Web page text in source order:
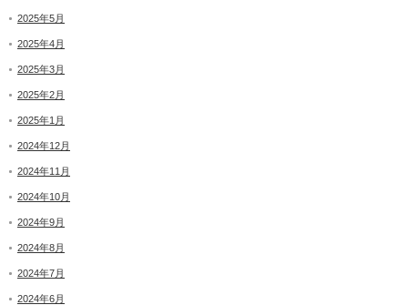
2025年5月
2025年4月
2025年3月
2025年2月
2025年1月
2024年12月
2024年11月
2024年10月
2024年9月
2024年8月
2024年7月
2024年6月